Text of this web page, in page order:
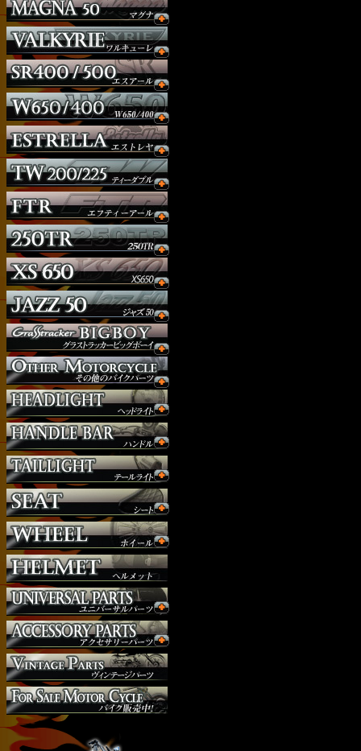
ウインカー
オーダー
ガソリンタンク
サイドナンバー
サスペンション
シート
ジョッキーシフト
ハンドルバー
ハンドル周り
ヘッドライト
マフラー
外装パーツ